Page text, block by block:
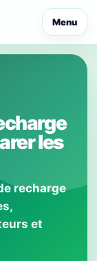
Menu
les
recharge
et